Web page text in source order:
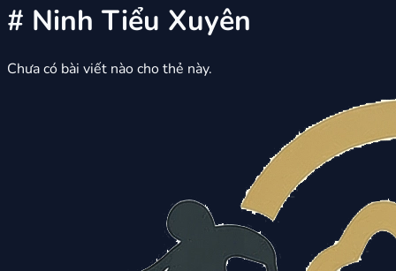
# Ninh Tiểu Xuyên
Chưa có bài viết nào cho thẻ này.